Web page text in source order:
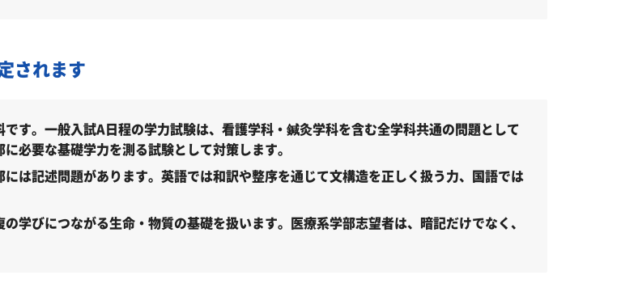
されます
す。一般入試A日程の学力試験は、看護学科・鍼灸学科を含む全学科共通の問題として
必要な基礎学力を測る試験として対策します。
は記述問題があります。英語では和訳や整序を通じて文構造を正しく扱う力、国語では
学びにつながる生命・物質の基礎を扱います。医療系学部志望者は、暗記だけでなく、